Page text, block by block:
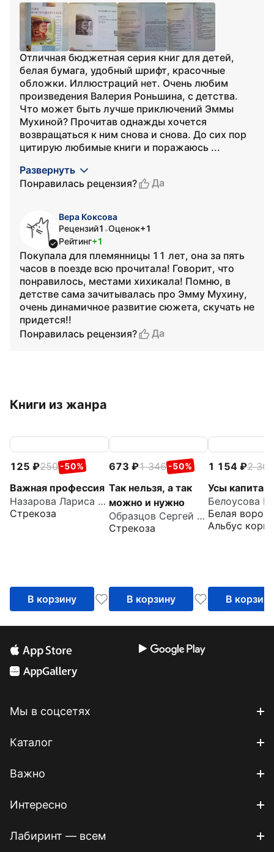
Отличная бюджетная серия книг для детей,
белая бумага, удобный шрифт, красочные
обложки. Иллюстраций нет. Очень любим
произведения Валерия Роньшина, с детства.
Что может быть лучше приключений Эммы
Мухиной? Прочитав однажды хочется
возвращаться к ним снова и снова. До сих пор
цитирую любимые книги и поражаюсь ...
Развернуть
Понравилась рецензия?
Да
Вера Коксова
Рецензий1 •Оценок+1
Рейтинг+1
Покупала для племянницы 11 лет, она за пять
часов в поезде всю прочитала! Говорит, что
понравилось, местами хихикала! Помню, в
детстве сама зачитывалась про Эмму Мухину,
очень динамичное развитие сюжета, скучать не
придется!!
Понравилась рецензия?
Да
Книги из жанра
125 250 -50%
Важная профессия
Назарова Лариса Геннадьевна
Стрекоза
В корзину
673 1 346 -50%
Так нельзя, а так
можно и нужно
Образцов Сергей Владимирович
Стрекоза
В корзину
1 154
2 308
Усы капитана
Белоусова
Белая
Альбус
В корзину
Мы в соцсетях
Каталог
Важно
Интересно
Лабиринт — всем